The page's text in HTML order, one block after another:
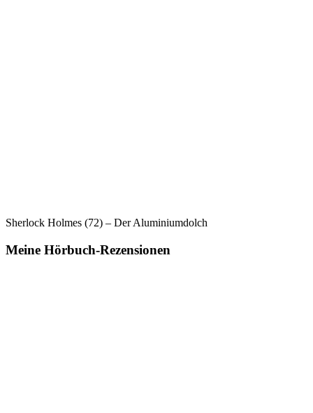
Sherlock Holmes (72) – Der Aluminiumdolch
Meine Hörbuch-Rezensionen